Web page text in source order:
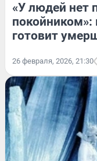
«У людей нет
покойником»:
готовит
26 февраля, 2026, 21:30